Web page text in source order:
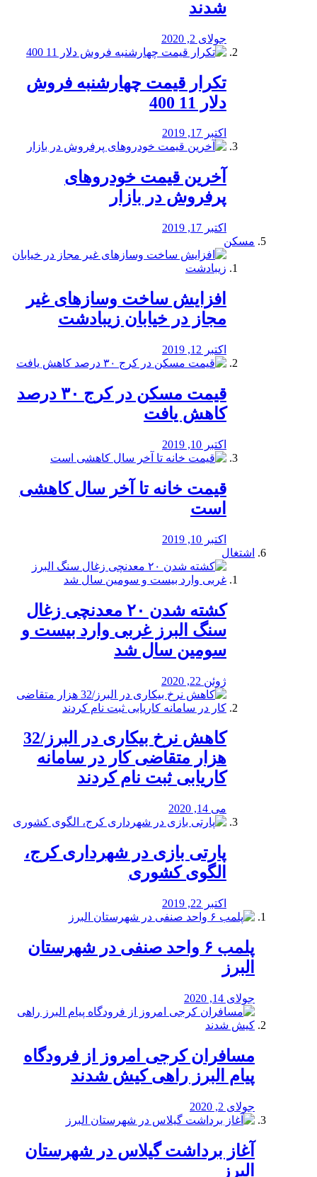
شدند
جولای 2, 2020
تکرار قیمت چهارشنبه فروش
دلار 11 400
اکتبر 17, 2019
آخرین قیمت خودرو‌های
پرفروش در بازار
اکتبر 17, 2019
مسکن
افزایش ساخت وسازهای غیر
مجاز در خیابان زیبادشت
اکتبر 12, 2019
️قیمت مسکن در کرج ۳۰ درصد
کاهش یافت
اکتبر 10, 2019
قیمت خانه تا آخر سال کاهشی
است
اکتبر 10, 2019
اشتغال
کشته شدن ۲۰ معدنچی زغال
سنگ البرز غربی وارد بیست و
سومین سال شد
ژوئن 22, 2020
کاهش نرخ بیکاری در البرز/32
هزار متقاضی کار در سامانه
کاریابی ثبت نام کردند
می 14, 2020
پارتی بازی در شهرداری کرج،
الگوی کشوری
اکتبر 22, 2019
پلمب ۶ واحد صنفی در شهرستان
البرز
جولای 14, 2020
مسافران کرجی امروز از فرودگاه
پیام البرز راهی کیش شدند
جولای 2, 2020
آغاز برداشت گیلاس در شهرستان
البرز